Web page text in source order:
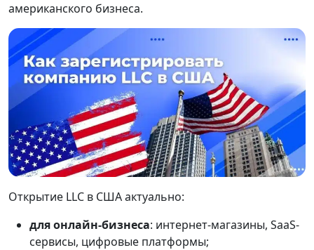
американского бизнеса.
Открытие LLC в США актуально:
для онлайн-бизнеса: интернет-магазины, SaaS-
сервисы, цифровые платформы;